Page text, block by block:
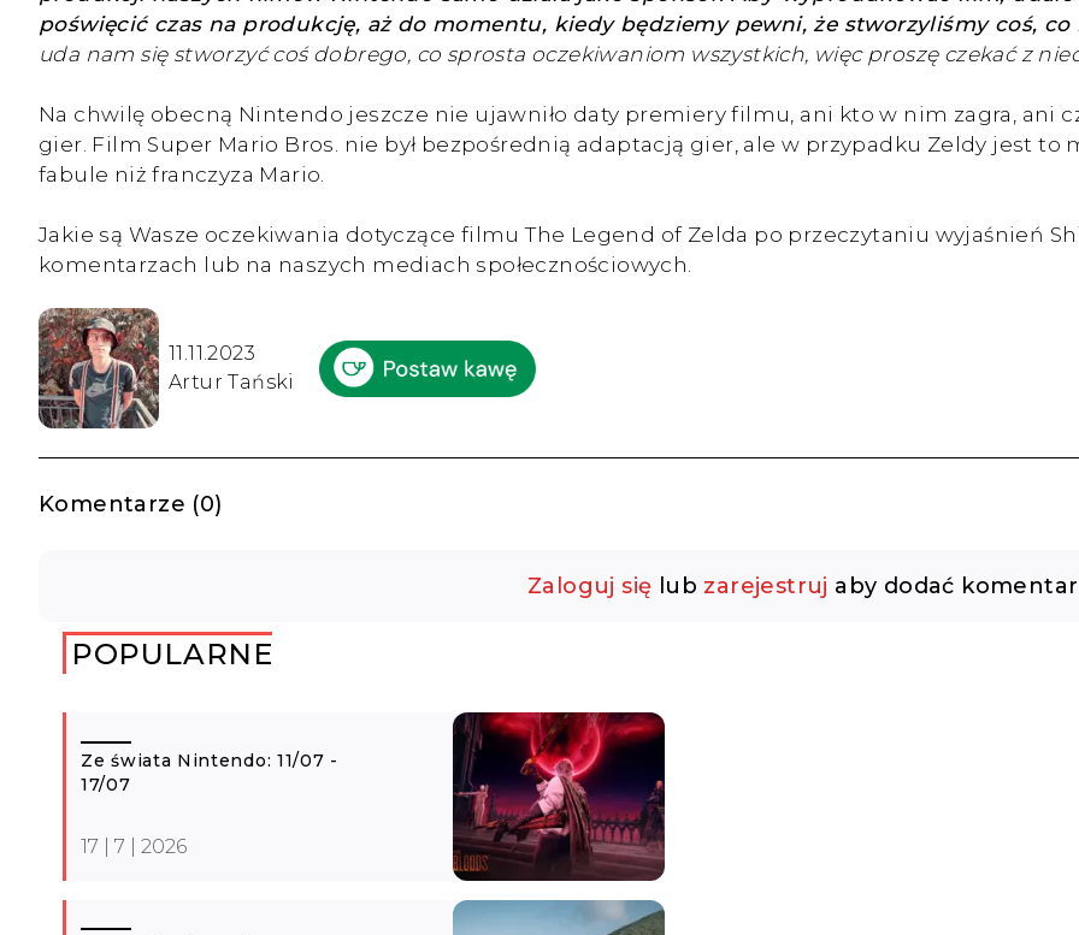
poświęcić czas na produkcję, aż do momentu, kiedy będziemy pewni, że stworzyliśmy coś,
uda nam się stworzyć coś dobrego, co sprosta oczekiwaniom wszystkich, więc proszę czekać z
Na chwilę obecną Nintendo jeszcze nie ujawniło daty premiery filmu, ani kto w nim zagra, ani
gier. Film Super Mario Bros. nie był bezpośrednią adaptacją gier, ale w przypadku Zeldy jest
fabule niż franczyza Mario.
Jakie są Wasze oczekiwania dotyczące filmu The Legend of Zelda po przeczytaniu wyjaśnień
komentarzach lub na naszych mediach społecznościowych.
11.11.2023
Artur Tański
Komentarze (0)
Zaloguj się lub zarejestruj aby dodać
POPULARNE
Ze świata Nintendo: 11/07 -
17/07
17 | 7 | 2026